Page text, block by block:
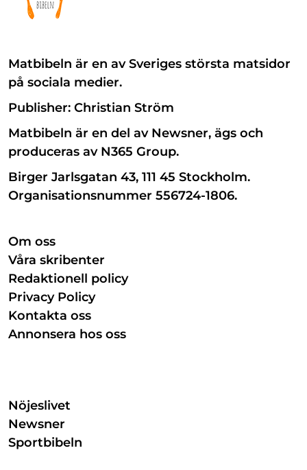
Matbibeln är en av Sveriges största matsidor
på sociala medier.
Publisher: Christian Ström
Matbibeln är en del av Newsner, ägs och
produceras av N365 Group.
Birger Jarlsgatan 43, 111 45 Stockholm.
Organisationsnummer 556724-1806.
Om oss
Våra skribenter
Redaktionell policy
Privacy Policy
Kontakta oss
Annonsera hos oss
Nöjeslivet
Newsner
Sportbibeln